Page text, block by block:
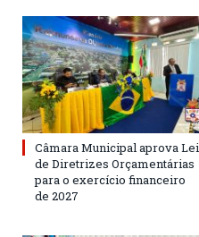
Câmara Municipal aprova Lei
de Diretrizes Orçamentárias
para o exercício financeiro
de 2027